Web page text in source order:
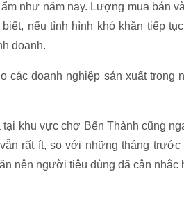
như năm nay. Lượng mua bán
nếu tình hình khó khăn tiếp
doanh.
các doanh nghiệp sản xuất trong
khu vực chợ Bến Thành cũng
rất ít, so với những tháng trước
nên người tiêu dùng đã cân nhắc